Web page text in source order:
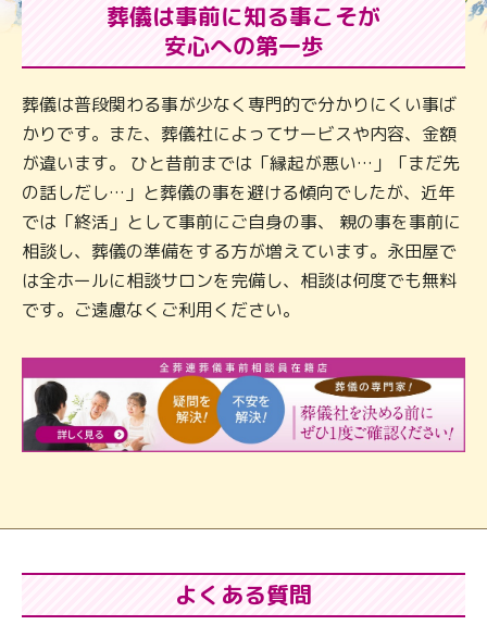
葬儀は事前に知る事こそが
安心への第一歩
葬儀は普段関わる事が少なく専門的で分かりにくい事ば
かりです。また、葬儀社によってサービスや内容、金額
が違います。 ひと昔前までは「縁起が悪い…」「まだ先
の話しだし…」と葬儀の事を避ける傾向でしたが、近年
では「終活」として事前にご自身の事、 親の事を事前に
相談し、葬儀の準備をする方が増えています。永田屋で
は全ホールに相談サロンを完備し、相談は何度でも無料
です。ご遠慮なくご利用ください。
よくある質問